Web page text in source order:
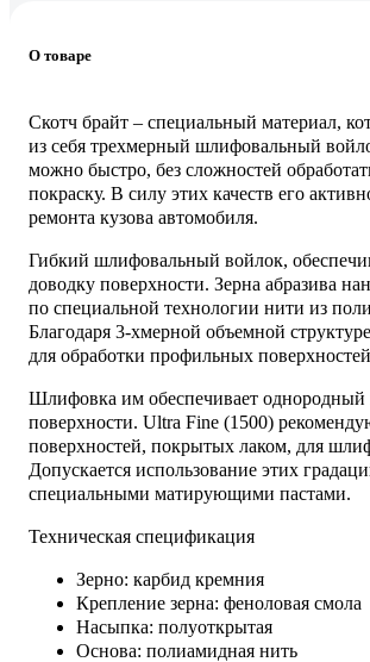
О товаре
Скотч брайт – специальный материал,
из себя трехмерный шлифовальный
можно быстро, без сложностей
покраску. В силу этих качеств его
ремонта кузова автомобиля.
Гибкий шлифовальный войлок,
доводку поверхности. Зерна абразива
по специальной технологии нити из
Благодаря 3-хмерной объемной
для обработки профильных
Шлифовка им обеспечивает
поверхности. Ultra Fine (1500)
поверхностей, покрытых лаком, для
Допускается использование этих
специальными матирующими пастами.
Техническая спецификация
Зерно: карбид кремния
Крепление зерна: феноловая смола
Насыпка: полуоткрытая
Основа: полиамидная нить